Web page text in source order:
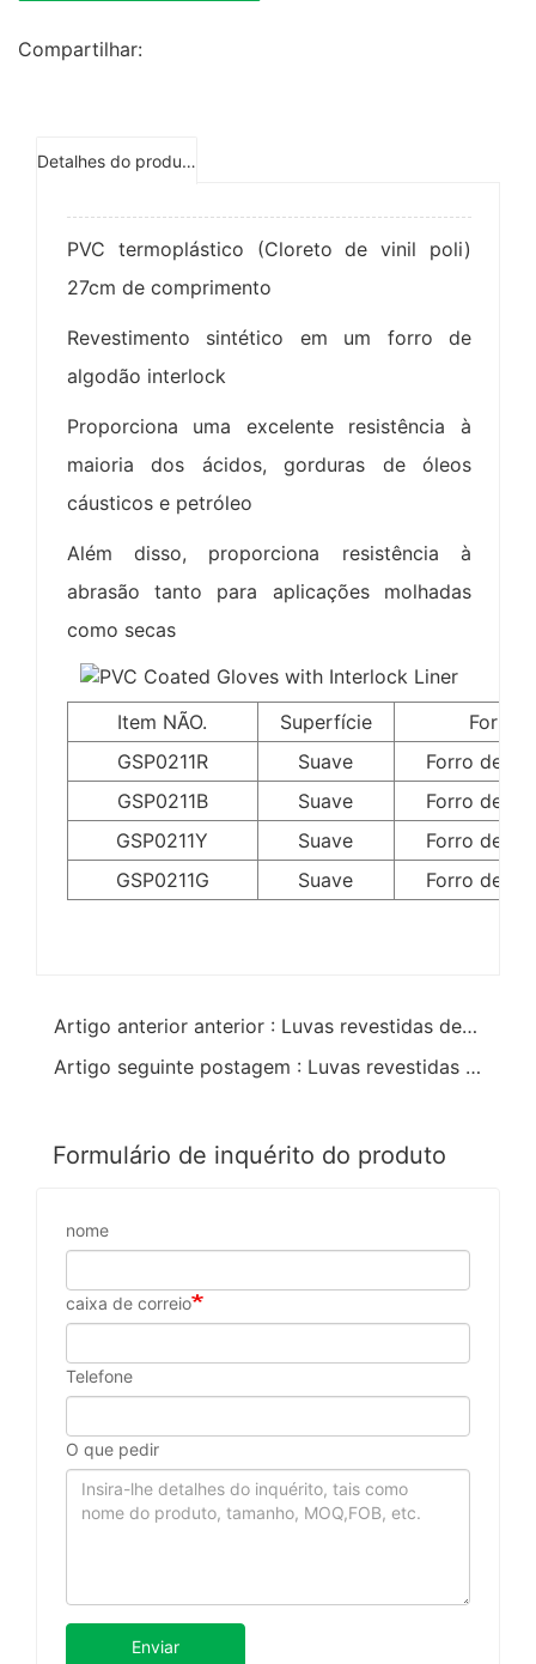
Compartilhar:
Detalhes do produto
PVC termoplástico (Cloreto de vinil poli)
27cm de comprimento
Revestimento sintético em um forro de
algodão interlock
Proporciona uma excelente resistência à
maioria dos ácidos, gorduras de óleos
cáusticos e petróleo
Além disso, proporciona resistência à
abrasão tanto para aplicações molhadas
como secas
Item NÃO. Superfície
GSP0211R
Suave
Forro de
GSP0211B
Suave
Forro de
GSP0211Y
Suave
Forro de
GSP0211G
Suave Forro de
Artigo anterior anterior : Luvas revestidas de PVC de tamanho personalizável
Artigo seguinte postagem : Luvas revestidas de PVC com forro de jersey
Formulário de inquérito do produto
nome
caixa de correio
Telefone
O que pedir
Enviar